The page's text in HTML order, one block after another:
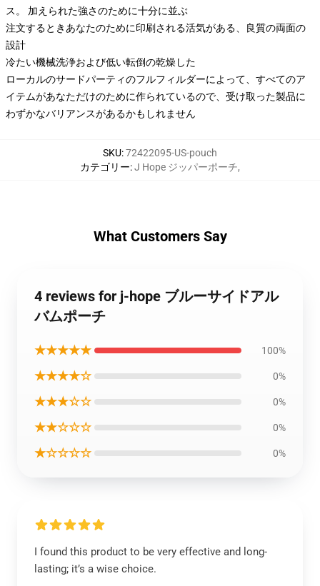
ス。 加えられた強さのために十分に並ぶ
注文するときあなたのために印刷される活気がある、良質の両面の
設計
冷たい機械洗浄および低い転倒の乾燥した
ローカルのサードパーティのフルフィルダーによって、すべてのア
イテムがあなただけのために作られているので、受け取った製品に
わずかなバリアンスがあるかもしれません
SKU:72422095-US-pouch
カテゴリー:J Hope ジッパーポーチ,
What Customers Say
4 reviews for j-hope ブルーサイドアル
バムポーチ
★★★★★ 100%
★★★★☆ 0%
★★★☆☆ 0%
★★☆☆☆ 0%
★☆☆☆☆ 0%
I found this product to be very effective and long-
lasting; it’s a wise choice.